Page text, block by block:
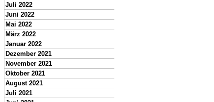
Juli 2022
Juni 2022
Mai 2022
März 2022
Januar 2022
Dezember 2021
November 2021
Oktober 2021
August 2021
Juli 2021